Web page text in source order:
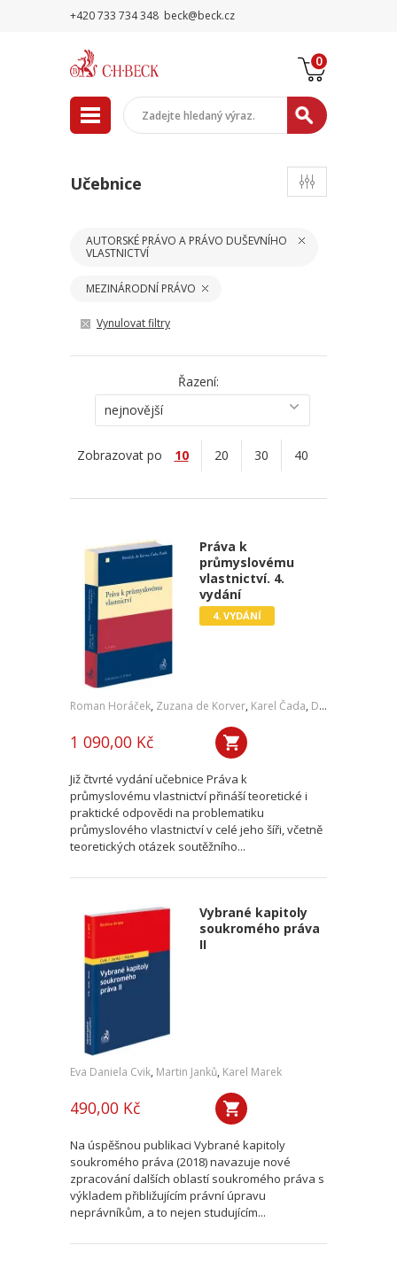
+420 733 734 348 beck@beck.cz
0
Učebnice
AUTORSKÉ PRÁVO A PRÁVO DUŠEVNÍHO
VLASTNICTVÍ
MEZINÁRODNÍ PRÁVO
Vynulovat filtry
Řazení:
nejnovější
Zobrazovat po 10 20 30 40
Práva k
průmyslovému
vlastnictví. 4.
vydání
4. VYDÁNÍ
Roman Horáček, Zuzana de Korver, Karel Čada, Daniel Patěk
1 090,00 Kč
Již čtvrté vydání učebnice Práva k
průmyslovému vlastnictví přináší teoretické i
praktické odpovědi na problematiku
průmyslového vlastnictví v celé jeho šíři, včetně
teoretických otázek soutěžního...
Vybrané kapitoly
soukromého práva
II
Eva Daniela Cvik, Martin Janků, Karel Marek
490,00 Kč
Na úspěšnou publikaci Vybrané kapitoly
soukromého práva (2018) navazuje nové
zpracování dalších oblastí soukromého práva s
výkladem přibližujícím právní úpravu
neprávníkům, a to nejen studujícím...